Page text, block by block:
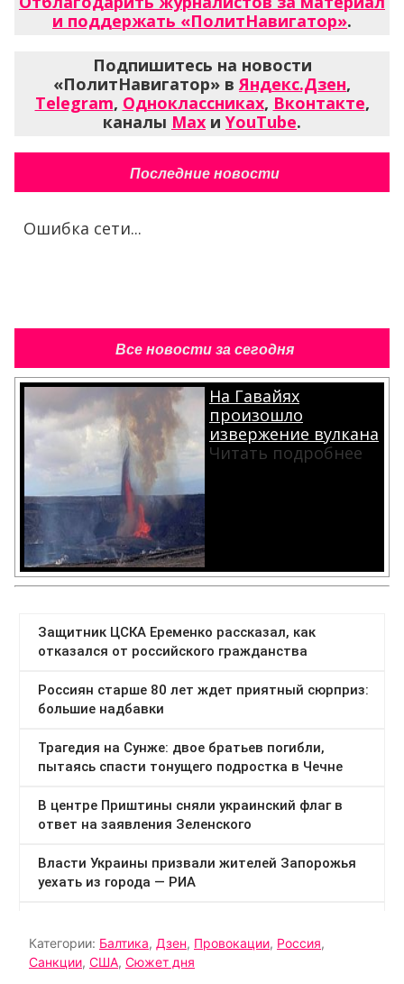
и поддержать «ПолитНавигатор».
Подпишитесь на новости
«ПолитНавигатор» в Яндекс.Дзен,
Telegram, Одноклассниках, Вконтакте,
каналы Max и YouTube.
Последние новости
Ошибка сети...
Все новости за сегодня
На Гавайях
произошло
извержение вулкана
Читать подробнее
Категории: Балтика, Дзен, Провокации, Россия,
Санкции, США, Сюжет дня